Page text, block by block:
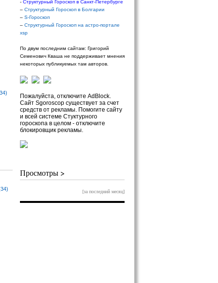
- Структурный Гороскоп в Санкт-Петербурге
– Структурный Гороскоп в Болгарии
– S-Гороскоп
– Структурный Гороскоп на астро-портале
xsp
По двум последним сайтам: Григорий
Семенович Кваша не поддерживает мнения
некоторых публикуемых там авторов.
Пожалуйста, отключите AdBlock.
Сайт Sgoroscop существует за счет
средств от рекламы. Помогите сайту
и всей системе Стуктурного
гороскопа в целом - отключите
блокировщик рекламы.
Просмотры >
[за последний месяц]